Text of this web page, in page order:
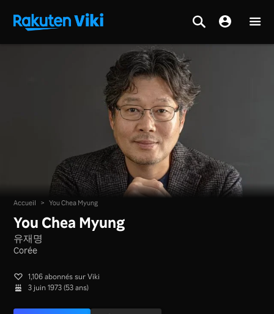
Accueil > You Chea Myung
You Chea Myung
유재명
Corée
1,106 abonnés sur Viki
3 juin 1973 (53 ans)